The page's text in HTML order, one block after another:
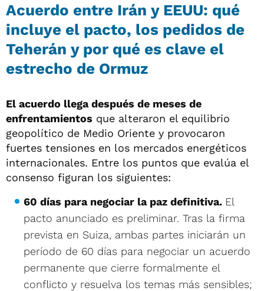
Acuerdo entre Irán y EEUU: qué
incluye el pacto, los pedidos de
Teherán y por qué es clave el
estrecho de Ormuz
El acuerdo llega después de meses de
enfrentamientos que alteraron el equilibrio
geopolítico de Medio Oriente y provocaron
fuertes tensiones en los mercados energéticos
internacionales. Entre los puntos que evalúa el
consenso figuran los siguientes:
60 días para negociar la paz definitiva. El
pacto anunciado es preliminar. Tras la firma
prevista en Suiza, ambas partes iniciarán un
período de 60 días para negociar un acuerdo
permanente que cierre formalmente el
conflicto y resuelva los temas más sensibles;